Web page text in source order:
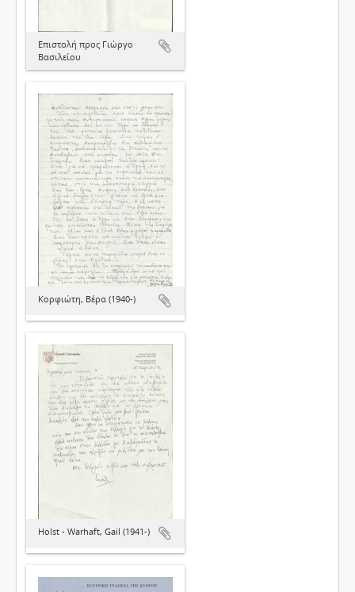
Επιστολή προς Γιώργο
Βασιλείου
Κορφιώτη, Βέρα (1940-)
Holst - Warhaft, Gail (1941-)